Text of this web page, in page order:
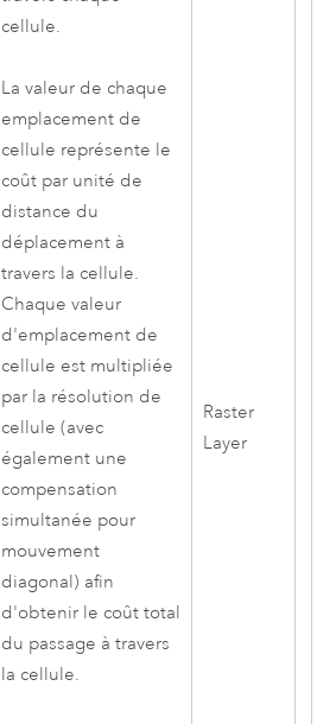
cellule.
La valeur de chaque
emplacement de
cellule représente le
coût par unité de
distance du
déplacement à
travers la cellule.
Chaque valeur
d'emplacement de
cellule est multipliée
par la résolution de
cellule (avec
également une
compensation
simultanée pour
mouvement
diagonal) afin
d'obtenir le coût total
du passage à travers
la cellule.
Raster
Layer